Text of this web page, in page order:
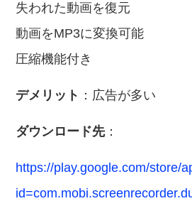
失われた動画を復元
動画をMP3に変換可能
圧縮機能付き
デメリット ：広告が多い
ダウンロード先：
https://play.google.com/store/